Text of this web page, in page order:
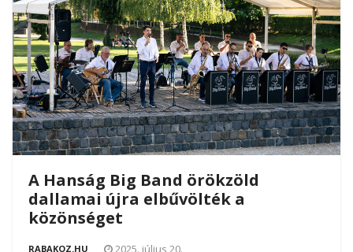
A Hanság Big Band örökzöld
dallamai újra elbűvölték a
közönséget
RABAKOZ.HU 2025. július 20.